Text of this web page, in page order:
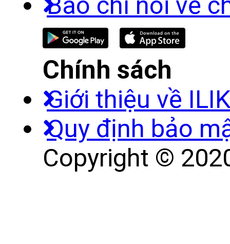
Chính sách
Giới thiệu về
Quy định bảo
Copyright ©